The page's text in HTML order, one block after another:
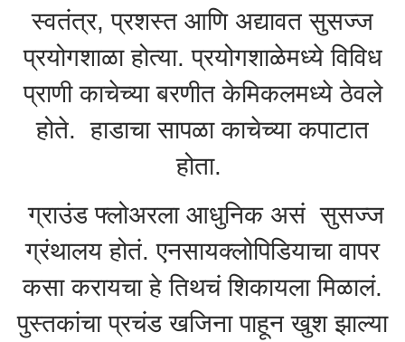
स्वतंत्र, प्रशस्त आणि अद्यावत सुसज्ज
प्रयोगशाळा होत्या. प्रयोगशाळेमध्ये विविध
प्राणी काचेच्या बरणीत केमिकलमध्ये ठेवले
होते. हाडाचा सापळा काचेच्या कपाटात
होता.
ग्राउंड फ्लोअरला आधुनिक असं सुसज्ज
ग्रंथालय होतं. एनसायक्लोपिडियाचा वापर
कसा करायचा हे तिथचं शिकायला मिळालं.
पुस्तकांचा प्रचंड खजिना पाहून खुश झाल्या